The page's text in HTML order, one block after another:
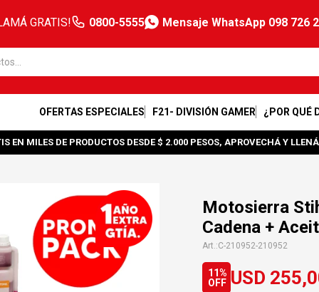
GRATIS! 0800-5555 Mensaje WhatsApp 098 726
OFERTAS ESPECIALES F21- DIVISIÓN GAMER ¿POR QUÉ
EN MILES DE PRODUCTOS DESDE $ 2.000 PESOS, APROVECHÁ Y
Motosierra
Cadena +
C-210952-210952
USD
11